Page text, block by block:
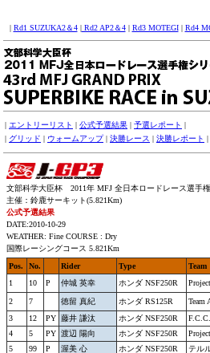
| Rd1 SUZUKA2＆4|Rd2 AP2＆4| Rd3 MOTEGI| Rd4
| エントリーリスト | 公式予選結果 | 予選レポート |
| グリッド | ウォームアップ| 決勝レース | 決勝レポート |
文部科学大臣杯 2011年 MFJ 全日本ロードレース選手
主催：鈴鹿サーキット(5.821Km)
公式予選結果
DATE:2010-10-29
WEATHER: Fine COURSE : Dry
国際レーシングコース 5.821Km
Pos.
No. Rider Type
Team
1
10 P 仲城 英幸 ホンダ NSF250R
2 7 徳留 真紀 ホンダ RS125R
Team
3
12 PY 藤井 謙汰 ホンダ NSF250R
4
5 PY 渡辺 陽向 ホンダ NSF250R
5
99 P 渥美 心 ホンダ NSF250R
テル